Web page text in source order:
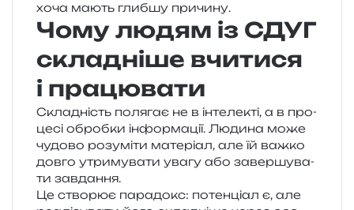
хоча мають глиб­шу причину.
Чому людям із СДУГ
складніше вчитися
і працювати
Складність поля­гає не в інте­ле­кті, а в про­
це­сі оброб­ки інфор­ма­ції. Людина може
чудо­во розу­мі­ти мате­рі­ал, але їй важко
довго утри­му­ва­ти увагу або завер­шу­ва­
ти завдання.
Це ство­рює пара­докс: потен­ці­ал є, але